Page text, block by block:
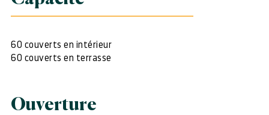
60 couverts en intérieur
60 couverts en terrasse
Ouverture